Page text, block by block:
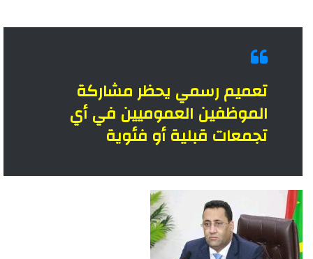
تعميم رسمي يحظر مشاركة
الموظفين العموميين في أي
تجمعات قبلية أو فئوية